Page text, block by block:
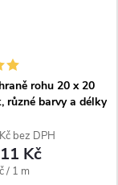
rohu 20 x 20
různé barvy a délky
bez DPH
Kč
/ 1 m